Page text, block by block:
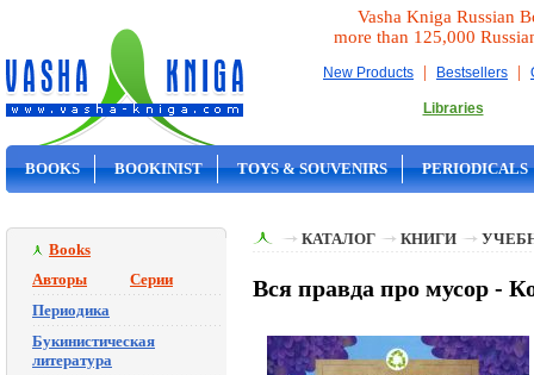
Vasha Kniga Russian
more than 125,000
New Products | Bestsellers |
Libraries
BOOKS BOOKINIST TOYS & SOUVENIRS PERIODICALS
Books
Авторы
Серии
Периодика
Букинистическая
литература
КАТАЛОГ КНИГИ
Вся правда про мусор -